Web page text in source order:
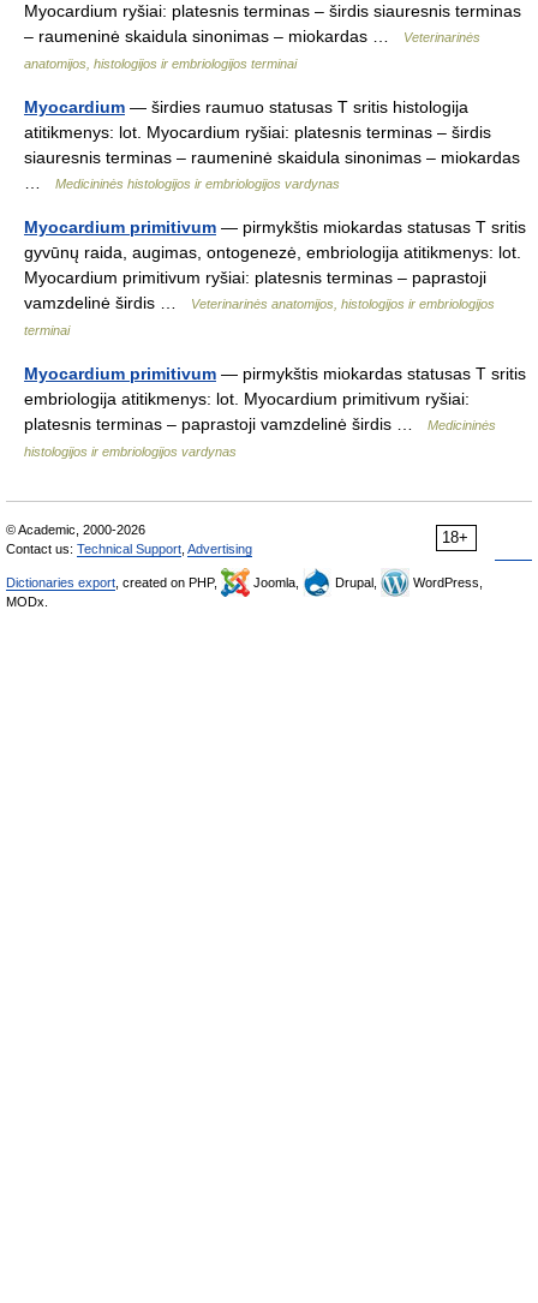
Myocardium ryšiai: platesnis terminas – širdis siauresnis terminas
– raumeninė skaidula sinonimas – miokardas …
Veterinarinės
anatomijos, histologijos ir embriologijos terminai
Myocardium — širdies raumuo statusas T sritis histologija
atitikmenys: lot. Myocardium ryšiai: platesnis terminas – širdis
siauresnis terminas – raumeninė skaidula sinonimas – miokardas
Medicininės histologijos ir embriologijos vardynas
Myocardium primitivum — pirmykštis miokardas statusas T sritis
gyvūnų raida, augimas, ontogenezė, embriologija atitikmenys: lot.
Myocardium primitivum ryšiai: platesnis terminas – paprastoji
vamzdelinė širdis …
Veterinarinės anatomijos, histologijos ir embriologijos
terminai
Myocardium primitivum — pirmykštis miokardas statusas T sritis
embriologija atitikmenys: lot. Myocardium primitivum ryšiai:
platesnis terminas – paprastoji vamzdelinė širdis …
Medicininės
histologijos ir embriologijos vardynas
18+
© Academic, 2000-2026
Contact us: Technical Support Advertising
Dictionaries export , created on PHP, Joomla, Drupal,
WordPress,
MODx.